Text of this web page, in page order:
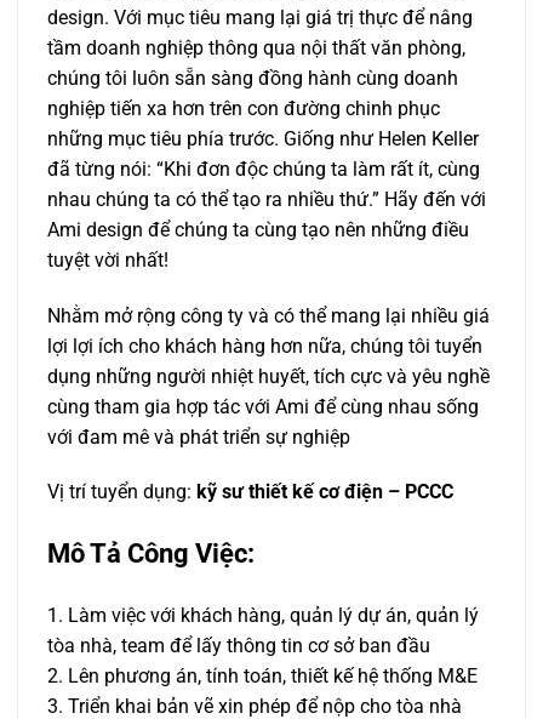
design. Với mục tiêu mang lại giá trị thực để nâng
tầm doanh nghiệp thông qua nội thất văn phòng,
chúng tôi luôn sẵn sàng đồng hành cùng doanh
nghiệp tiến xa hơn trên con đường chinh phục
những mục tiêu phía trước. Giống như Helen Keller
đã từng nói: “Khi đơn độc chúng ta làm rất ít, cùng
nhau chúng ta có thể tạo ra nhiều thứ.” Hãy đến với
Ami design để chúng ta cùng tạo nên những điều
tuyệt vời nhất!
Nhằm mở rộng công ty và có thể mang lại nhiều giá
lợi lợi ích cho khách hàng hơn nữa, chúng tôi tuyển
dụng những người nhiệt huyết, tích cực và yêu nghề
cùng tham gia hợp tác với Ami để cùng nhau sống
với đam mê và phát triển sự nghiệp
Vị trí tuyển dụng: kỹ sư thiết kế cơ điện – PCCC
Mô Tả Công Việc:
1. Làm việc với khách hàng, quản lý dự án, quản lý
tòa nhà, team để lấy thông tin cơ sở ban đầu
2. Lên phương án, tính toán, thiết kế hệ thống M&E
3. Triển khai bản vẽ xin phép để nộp cho tòa nhà